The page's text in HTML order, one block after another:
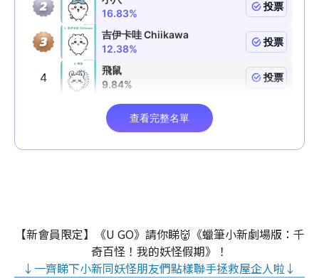
【新會員限定】《U GO》請你睇👹《蠟筆小新劇場版：千
奇百怪！我的妖怪假期》！
↓一齊睇下小新同妖怪朋友們點樣聯手拯救屋企人啦↓